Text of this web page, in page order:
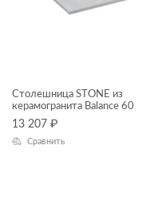
Комплекты смесителей
раковины и пьедесталы
ТИП ПРОДУКТА
Столешница STONE из
керамогранита Balance 60
13 207 ₽
Сравнить